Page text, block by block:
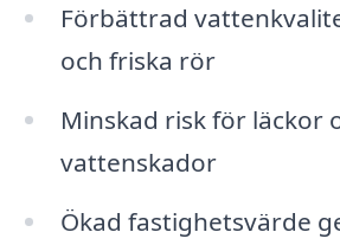
Förbättrad
och friska rör
Minskad risk för läckor
vattenskador
Ökad fastighetsvärde